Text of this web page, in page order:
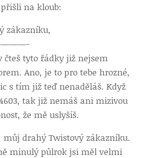
na kloub:
zákazníku,
čteš tyto řádky již nejsem
Ano, je to pro tebe hrozné,
s tím již teď nenaděláš. Když
tak již nemáš ani mizivou
že mě uslyšíš.
můj drahý Twistový zákazníku.
minulý půlrok jsi měl velmi